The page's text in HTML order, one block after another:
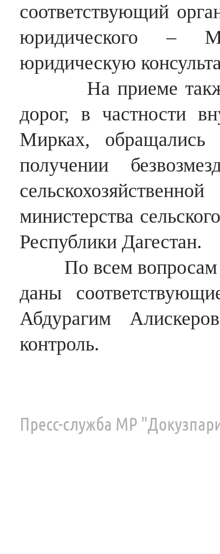
соответствующий
юридического –
юридическую
На приеме также
дорог, в частности
Мирках,
получении
министерства
Республики Дагестан.
По всем вопросам
даны
Абдурагим
контроль.
Пресс-служба МР